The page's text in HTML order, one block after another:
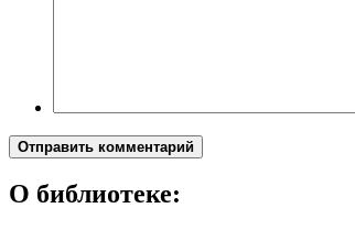
Отправить комментарий
О библиотеке: